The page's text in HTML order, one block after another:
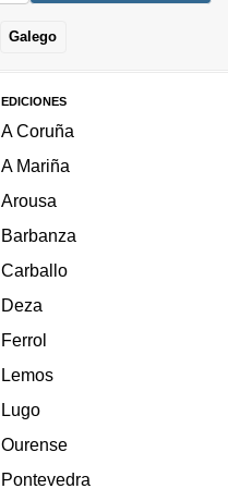
Galego
EDICIONES
A Coruña
A Mariña
Arousa
Barbanza
Carballo
Deza
Ferrol
Lemos
Lugo
Ourense
Pontevedra